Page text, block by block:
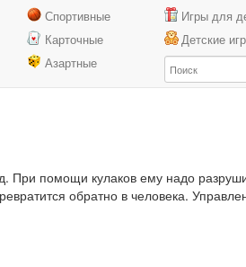
Спортивные
Карточные
Азартные
Игры для
Детские
При помощи кулаков ему надо
обратно в человека.